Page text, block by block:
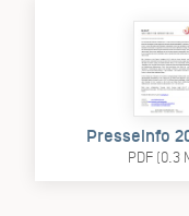
Presseinfo
PDF (0.3